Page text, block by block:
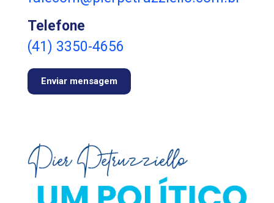
Telefone
(41) 3350-4656
Enviar mensagem